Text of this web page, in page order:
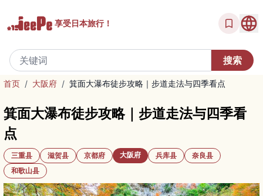
享受日本旅行！
首页 / 大阪府 / 箕面大瀑布徒步攻略｜步道走法与四季看点
箕面大瀑布徒步攻略｜步道走法与四季看
点
三重县 滋贺县 京都府 大阪府 兵库县
奈良县
和歌山县